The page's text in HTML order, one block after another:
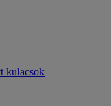
kulacsok